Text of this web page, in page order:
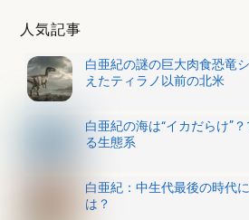
人気記事
白亜紀の謎の巨大肉食恐竜
えたティラノ以前の北米
白亜紀の海は“イカだらけ”
る生態系
白亜紀：中生代最後の時代
は？